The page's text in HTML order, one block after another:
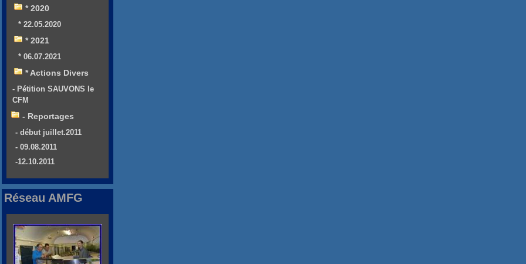
* 2020
* 22.05.2020
* 2021
* 06.07.2021
* Actions Divers
- Pétition SAUVONS le
CFM
- Reportages
- début juillet.2011
- 09.08.2011
-12.10.2011
Réseau AMFG